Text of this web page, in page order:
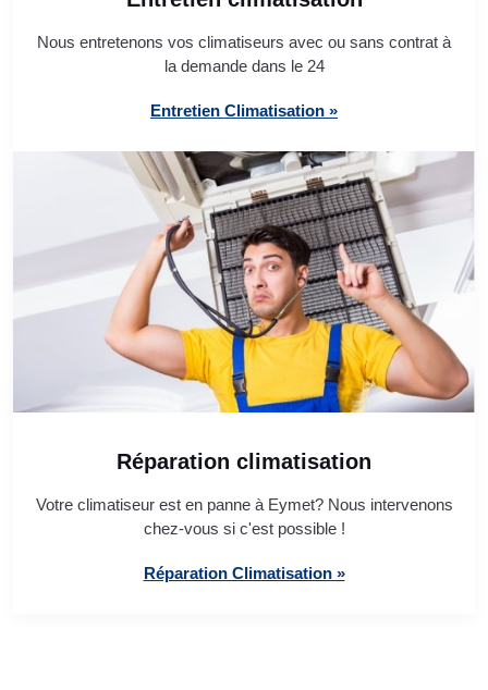
Nous entretenons vos climatiseurs avec ou sans contrat à
la demande dans le 24
Entretien Climatisation »
Réparation climatisation
Votre climatiseur est en panne à Eymet? Nous intervenons
chez-vous si c'est possible !
Réparation Climatisation »